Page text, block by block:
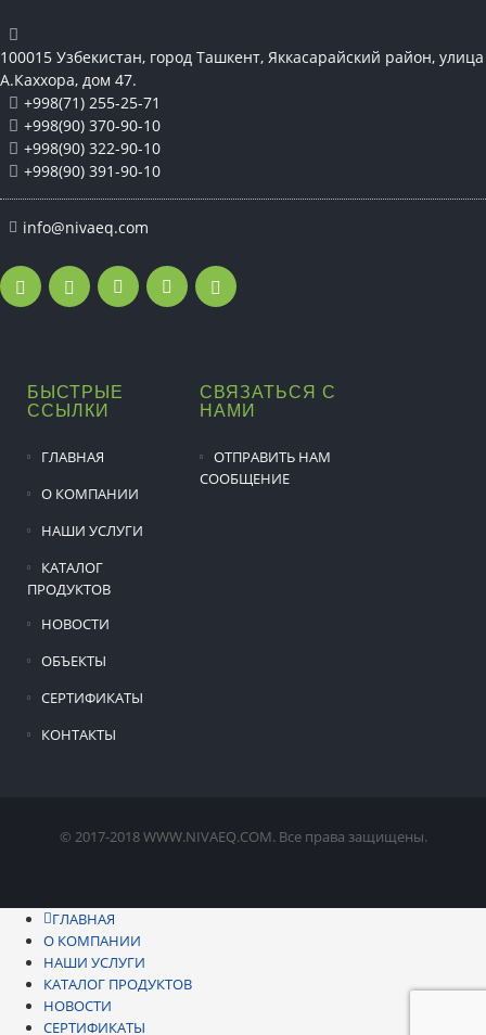
100015 Узбекистан, город Ташкент, Яккасарайский район, улица
А.Каххора, дом 47.
+998(71) 255-25-71
+998(90) 370-90-10
+998(90) 322-90-10
+998(90) 391-90-10
info@nivaeq.com
БЫСТРЫЕ
ССЫЛКИ
ГЛАВНАЯ
О КОМПАНИИ
НАШИ УСЛУГИ
КАТАЛОГ
ПРОДУКТОВ
НОВОСТИ
ОБЪЕКТЫ
СЕРТИФИКАТЫ
КОНТАКТЫ
СВЯЗАТЬСЯ С
НАМИ
ОТПРАВИТЬ НАМ
СООБЩЕНИЕ
© 2017-2018 WWW.NIVAEQ.COM. Все права защищены.
ГЛАВНАЯ
О КОМПАНИИ
НАШИ УСЛУГИ
КАТАЛОГ ПРОДУКТОВ
НОВОСТИ
СЕРТИФИКАТЫ